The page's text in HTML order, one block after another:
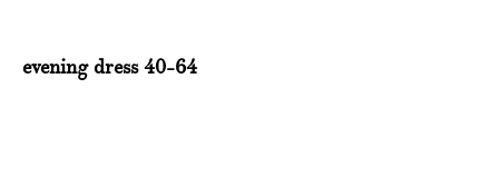
evening dress 40-64